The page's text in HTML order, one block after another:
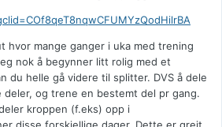
hvor mange ganger i uka med trening
nok å begynner litt rolig med et
du helle gå videre til splitter. DVS å dele
deler, og trene en bestemt del pr gang.
kroppen (f.eks) opp i